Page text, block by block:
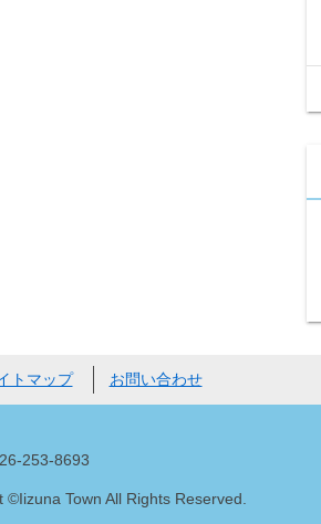
トマップ お問い合わせ
253-8693
©Iizuna Town All Rights Reserved.